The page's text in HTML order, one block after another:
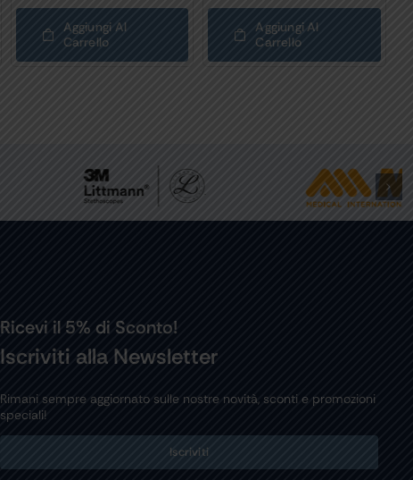
Aggiungi Al
Carrello
Aggiungi Al
Carrello
Ricevi il 5% di Sconto!
Iscriviti alla Newsletter
Rimani sempre aggiornato sulle nostre novità, sconti e promozioni
speciali!
Iscriviti